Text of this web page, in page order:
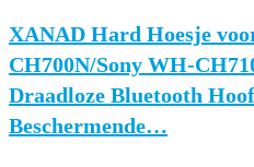
XANAD Hard Hoesje
CH700N/Sony WH-
Draadloze Bluetooth
Beschermende…